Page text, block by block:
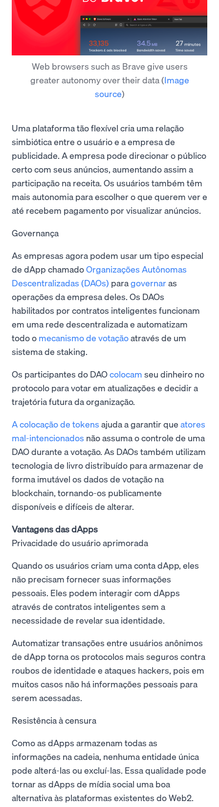
Web browsers such as Brave give users
greater autonomy over their data(Image
source)
Uma plataforma tão flexível cria uma relação
simbiótica entre o usuário e a empresa de
publicidade. A empresa pode direcionar o público
certo com seus anúncios, aumentando assim a
participação na receita. Os usuários também têm
mais autonomia para escolher o que querem ver e
até recebem pagamento por visualizar anúncios.
Governança
As empresas agora podem usar um tipo especial
de dApp chamadoOrganizações Autônomas
Descentralizadas (DAOs) paragovernaras
operações da empresa deles. Os DAOs
habilitados por contratos inteligentes funcionam
em uma rede descentralizada e automatizam
todo o mecanismo de votaçãoatravés de um
sistema de staking.
Os participantes do DAOcolocam seu dinheiro no
protocolo para votar em atualizações e decidir a
trajetória futura da organização.
A colocação de tokens ajuda a garantir que atores
mal-intencionados não assuma o controle de uma
DAO durante a votação. As DAOs também utilizam
tecnologia de livro distribuído para armazenar de
forma imutável os dados de votação na
blockchain, tornando-os publicamente
disponíveis e difíceis de alterar.
Vantagens das dApps
Privacidade do usuário aprimorada
Quando os usuários criam uma conta dApp, eles
não precisam fornecer suas informações
pessoais. Eles podem interagir com dApps
através de contratos inteligentes sem a
necessidade de revelar sua identidade.
Automatizar transações entre usuários anônimos
de dApp torna os protocolos mais seguros contra
roubos de identidade e ataques hackers, pois em
muitos casos não há informações pessoais para
serem acessadas.
Resistência à censura
Como as dApps armazenam todas as
informações na cadeia, nenhuma entidade única
pode alterá-las ou excluí-las. Essa qualidade pode
tornar as dApps de mídia social uma boa
alternativa às plataformas existentes do Web2.